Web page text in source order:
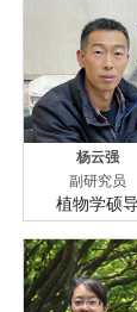
杨云强
副研究员
植物学硕导